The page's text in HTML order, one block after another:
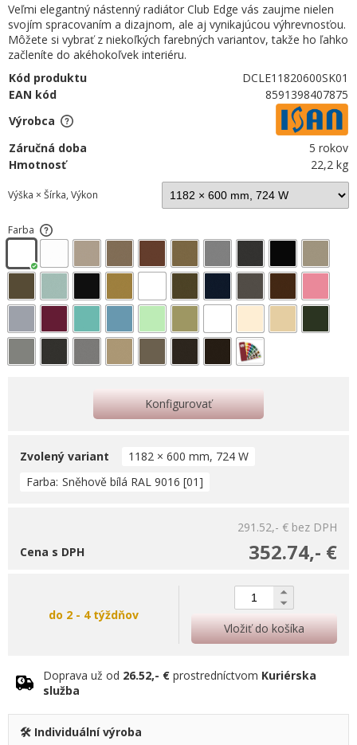
Veľmi elegantný nástenný radiátor Club Edge vás zaujme nielen
svojím spracovaním a dizajnom, ale aj vynikajúcou výhrevnosťou.
Môžete si vybrať z niekoľkých farebných variantov, takže ho ľahko
začleníte do akéhokoľvek interiéru.
Kód produktu
DCLE11820600SK01
EAN kód
8591398407875
Výrobca
Záručná doba
5 rokov
Hmotnosť
22,2 kg
Výška × Šírka, Výkon
Farba
Konfigurovať
Zvolený variant
1182 × 600 mm, 724 W
Farba Sněhově bílá RAL 9016 [01]
291.52,- € bez DPH
352.74,- €
Cena s DPH
do 2 - 4 týždňov
Vložiť do košíka
Doprava už od 26.52,- € prostredníctvom Kuriérska
služba
🛠️ Individuální výroba